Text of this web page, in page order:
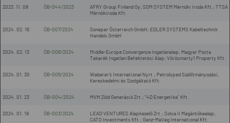
2023. 11. 08 ÖB-044/2023
AFRY Group Finland Oy; SOM SYSTEM Mérnöki Iroda Kft.; TTSA
Mérnökiroda Kft.
2024. 02. 16 ÖB-007/2024
Sonepar Österreich GmbH; EDLER SYSTEMS Kabeltechnik
Handels GmbH
2024. 02. 13 ÖB-006/2024
Middle-Europe Convergence Ingatlanalap; Magyar Posta
Takarék Ingatlan Befektetési Alap; Vörösmarty1 Property Kft.
2024. 01. 30 ÖB-005/2024
Waberer’s International Nyrt.; Petrolsped Szállítmányozási,
Kereskedelmi és Szolgáltató Kft.
2024. 01. 23 ÖB-004/2024 MVM Zöld Generáció Zrt.; "4D Energetika" Kft.
2024. 01. 19 ÖB-003/2024
LEAD VENTURES Alapkezelő Zrt.; Solva II Magántőkealap;
CATO Investments Kft.; Ganz-MaVag International Kft.